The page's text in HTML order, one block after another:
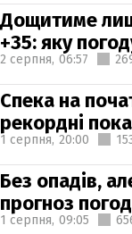
Дощитиме
+35: яку
2 серпня, 06:57
Спека на
рекордні
1 серпня, 20:00
Без опадів,
прогноз
1 серпня, 09:05